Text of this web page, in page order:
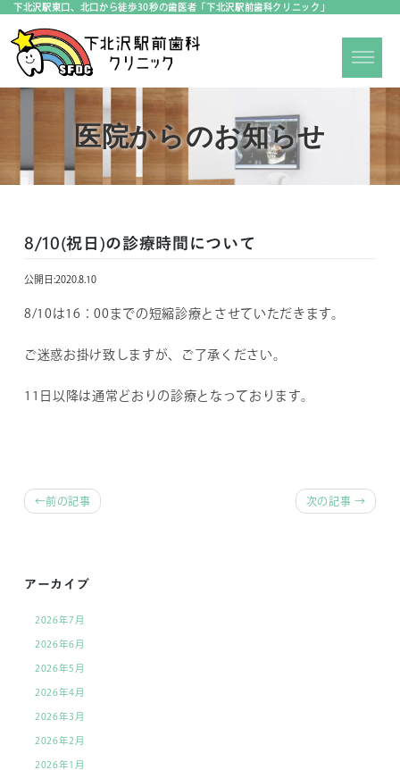
下北沢駅東口、北口から徒歩30秒の歯医者「下北沢駅前歯科クリニック」
医院からのお知らせ
8/10(祝日)の診療時間について
公開日:2020.8.10
8/10は16：00までの短縮診療とさせていただきます。
ご迷惑お掛け致しますが、ご了承ください。
11日以降は通常どおりの診療となっております。
前
記
事
へ
の
リ
ン
ク
前の記事 次の記事
アーカイブ
2026年7月
2026年6月
2026年5月
2026年4月
2026年3月
2026年2月
2026年1月